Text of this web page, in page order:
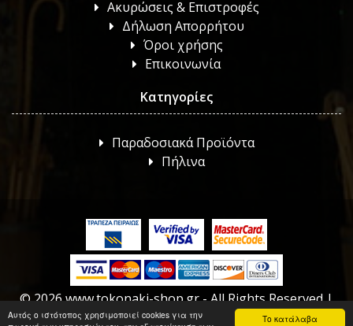
Το κατάλαβα
Αυτός ο ιστότοπος χρησιμοποιεί cookies για την
Ακυρώσεις & Επιστροφές
Δήλωση Απορρήτου
Όροι χρήσης
Επικοινωνία
Κατηγορίες
Παραδοσιακά Προϊόντα
Πήλινα
© 2026 www.tokonaki-shop.gr - All Rights Reserved |
Κατασκευή Eshop
HellasSites